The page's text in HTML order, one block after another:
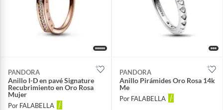
PANDORA
Anillo I-D en pavé Signature
Recubrimiento en Oro Rosa
Mujer
Por FALABELLA
PANDORA
Anillo Pirámides Oro Rosa 14k
Me
Por FALABELLA